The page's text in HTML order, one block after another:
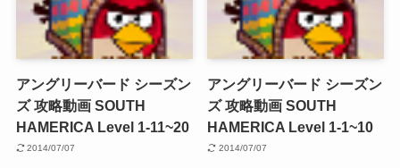
アングリーバード シーズン
ズ 攻略動画 SOUTH
HAMERICA Level 1-11~20
2014/07/07
アングリーバード シーズン
ズ 攻略動画 SOUTH
HAMERICA Level 1-1~10
2014/07/07